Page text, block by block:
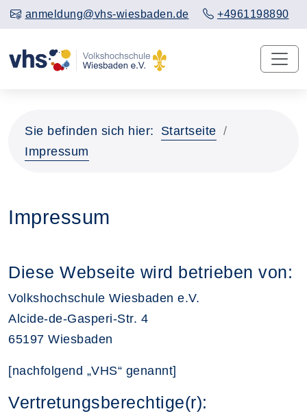
anmeldung@vhs-wiesbaden.de +4961198890
Sie befinden sich hier:
Startseite
Impressum
Impressum
Diese Webseite wird betrieben von:
Volkshochschule Wiesbaden e.V.
Alcide-de-Gasperi-Str. 4
65197 Wiesbaden
[nachfolgend „VHS“ genannt]
Vertretungsberechtige(r):